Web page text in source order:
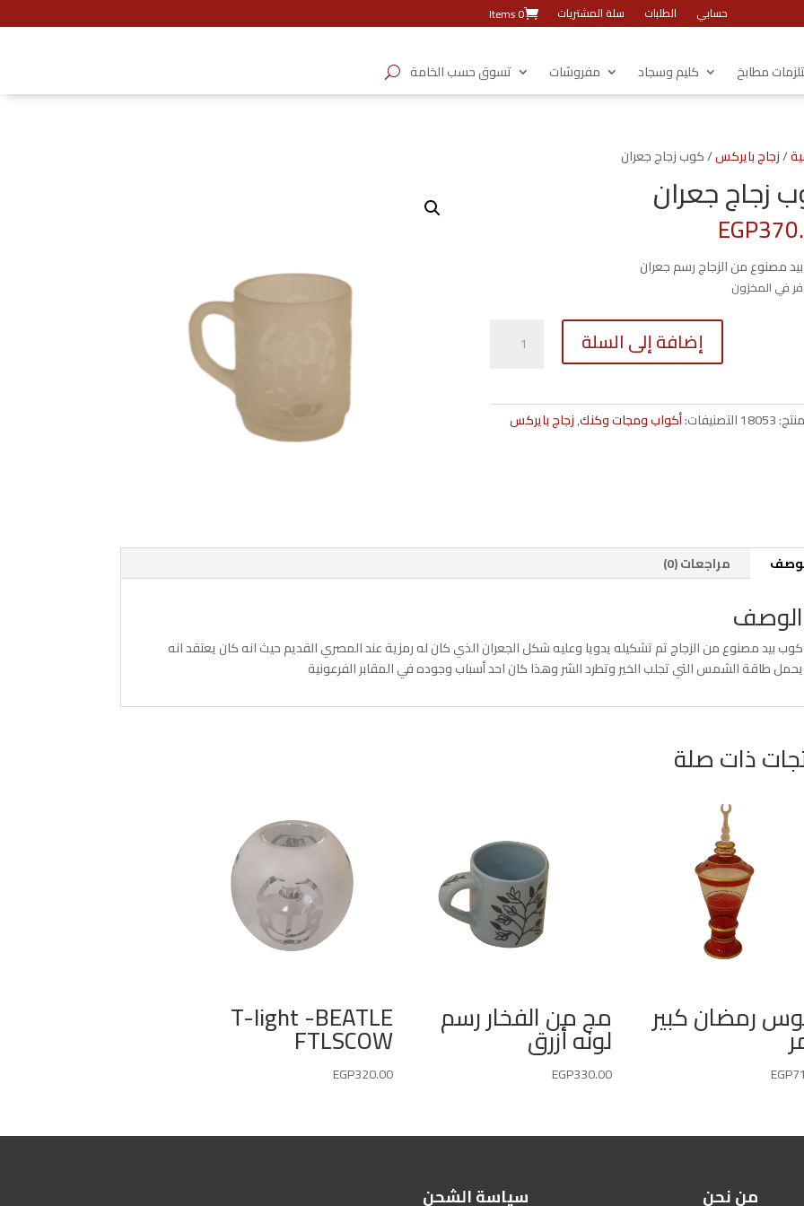
حسابي الطلبات سلة المشتريات 0 Items
مطابخ كليم وسجاد مفروشات تسوق حسب الخامة
/زجاج بايركس/ كوب زجاج جعران
زجاج جعران
EGP
مصنوع من الزجاج رسم جعران
كوب
إضافة إلى السلة
18053التصنيفات:أكواب ومجات وكنك,زجاج بايركس
مراجعات (0)
الوصف
كوب بيد مصنوع من الزجاج تم تشكيله يدويا وعليه شكل الجعران الذي كان له رمزية عند المصري القديم حيث انه كان يعتقد انه
يحمل طاقة الشمس التي تجلب الخير وتطرد الشر وهذا كان احد أسباب وجوده في المقابر الفرعونية
ذات صلة
رمضان كبير
EGP
مج من الفخار رسم
لونه أزرق
EGP330.00
T-light -BEATLE
FTLSCOW
EGP320.00
سياسة الشحن من نحن